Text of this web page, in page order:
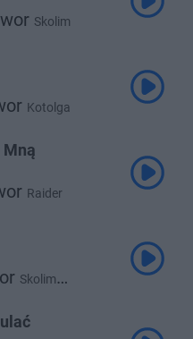
Skolim
Kotolga
Mną
Raider
Skolim